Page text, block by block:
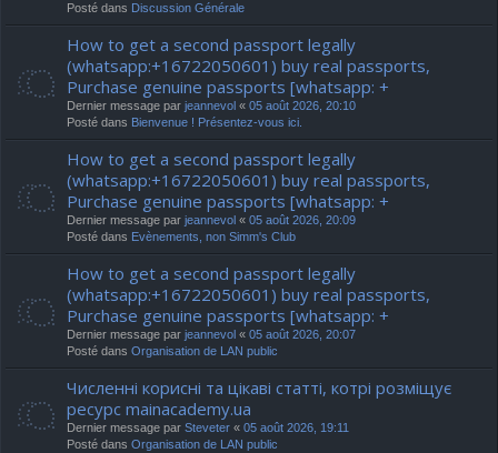
Posté dans Discussion Générale
How to get a second passport legally
(whatsapp:+16722050601) buy real passports,
Purchase genuine passports [whatsapp: +
Dernier message par jeannevol « 05 août 2026, 20:10
Posté dans Bienvenue ! Présentez-vous ici.
How to get a second passport legally
(whatsapp:+16722050601) buy real passports,
Purchase genuine passports [whatsapp: +
Dernier message par jeannevol « 05 août 2026, 20:09
Posté dans Evènements, non Simm's Club
How to get a second passport legally
(whatsapp:+16722050601) buy real passports,
Purchase genuine passports [whatsapp: +
Dernier message par jeannevol « 05 août 2026, 20:07
Posté dans Organisation de LAN public
Численні корисні та цікаві статті, котрі розміщує
ресурс mainacademy.ua
Dernier message par Steveter « 05 août 2026, 19:11
Posté dans Organisation de LAN public